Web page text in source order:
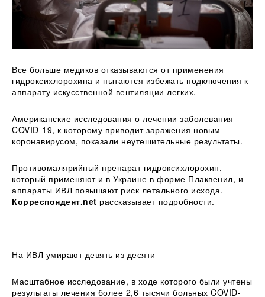
Все больше медиков отказываются от применения
гидроксихлорохина и пытаются избежать подключения к
аппарату искусственной вентиляции легких.
Американские исследования о лечении заболевания
COVID-19, к которому приводит заражения новым
коронавирусом, показали неутешительные результаты.
Противомалярийный препарат гидроксихлорохин,
который применяют и в Украине в форме Плаквенил, и
аппараты ИВЛ повышают риск летального исхода.
Корреспондент.net рассказывает подробности.
На ИВЛ умирают девять из десяти
Масштабное исследование, в ходе которого были учтены
результаты лечения более 2,6 тысячи больных COVID-